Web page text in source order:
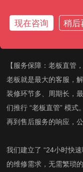
饰安装，所有费用一目
【服务保障：老板直管
老板就是最大的客服，
装修环节多、周期长，
们推行 “老板直管” 模式
再到售后服务的响应，
我们建立了 “24小时快
的维修需求，无需繁琐
现在咨询 稍后